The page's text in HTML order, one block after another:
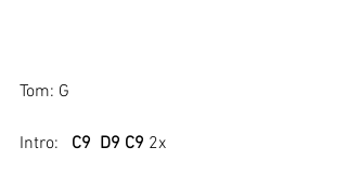
Tom: G
Intro: C9  D9 C9 2x